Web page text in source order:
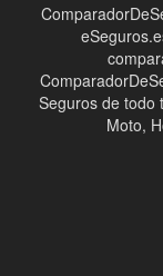
Seguros de todo
Moto,